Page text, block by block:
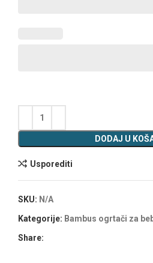
DODAJ U
Usporediti
SKU: N/A
Kategorije: Bambus ogrtači za
Share: